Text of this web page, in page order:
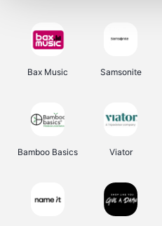
Bax Music Samsonite
Bamboo Basics Viator